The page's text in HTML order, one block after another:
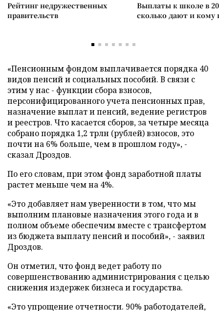
Рейтинг недружественных
правительств
Выплаты к школе в
сколько дают и
«Пенсионным фондом выплачивается порядка 40
видов пенсий и социальных пособий. В связи с
этим у нас - функции сбора взносов,
персонифицированного учета пенсионных прав,
назначение выплат и пенсий, ведение регистров
и реестров. Что касается сборов, за четыре месяца
собрано порядка 1,2 трлн (рублей) взносов, это
почти на 6% больше, чем в прошлом году», -
сказал Дроздов.
По его словам, при этом фонд заработной платы
растет меньше чем на 4%.
«Это добавляет нам уверенности в том, что мы
выполним плановые назначения этого года и в
полном объеме обеспечим вместе с трансфертом
из бюджета выплату пенсий и пособий», - заявил
Дроздов.
Он отметил, что фонд ведет работу по
совершенствованию администрирования с целью
снижения издержек бизнеса и государства.
«Это упрощение отчетности. 90% работодателей,